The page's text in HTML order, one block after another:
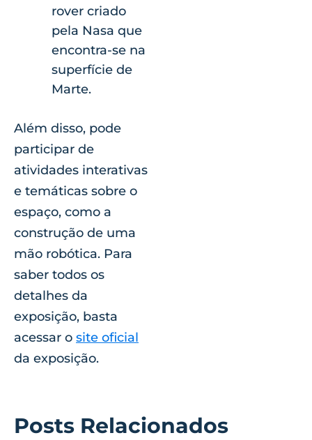
rover criado
pela Nasa que
encontra-se na
superfície de
Marte.
Além disso, pode
participar de
atividades interativas
e temáticas sobre o
espaço, como a
construção de uma
mão robótica. Para
saber todos os
detalhes da
exposição, basta
acessar o site oficial
da exposição.
Posts Relacionados